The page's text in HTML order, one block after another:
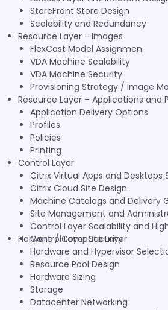
StoreFront Store Design
Scalability and Redundancy
Resource Layer - Images
FlexCast Model Assignmen
VDA Machine Scalability
VDA Machine Security
Provisioning Strategy / Image
Resource Layer – Applications and
Application Delivery Options
Profiles
Policies
Printing
Control Layer
Citrix Virtual Apps and Desktops
Citrix Cloud Site Design
Machine Catalogs and Delivery
Site Management and
Control Layer Scalability and
Control Layer Security
Harware / Compute Layer
Hardware and Hypervisor
Resource Pool Design
Hardware Sizing
Storage
Datacenter Networking